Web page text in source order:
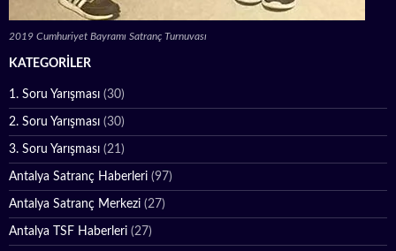
2019 Cumhuriyet Bayramı Satranç Turnuvası
KATEGORILER
1. Soru Yarışması (30)
2. Soru Yarışması (30)
3. Soru Yarışması (21)
Antalya Satranç Haberleri (97)
Antalya Satranç Merkezi (27)
Antalya TSF Haberleri (27)